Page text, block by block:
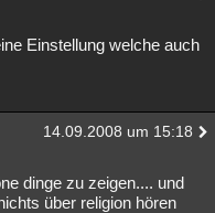
Einstellung welche auch
14.09.2008 um 15:18
dinge zu zeigen.... und
über religion hören